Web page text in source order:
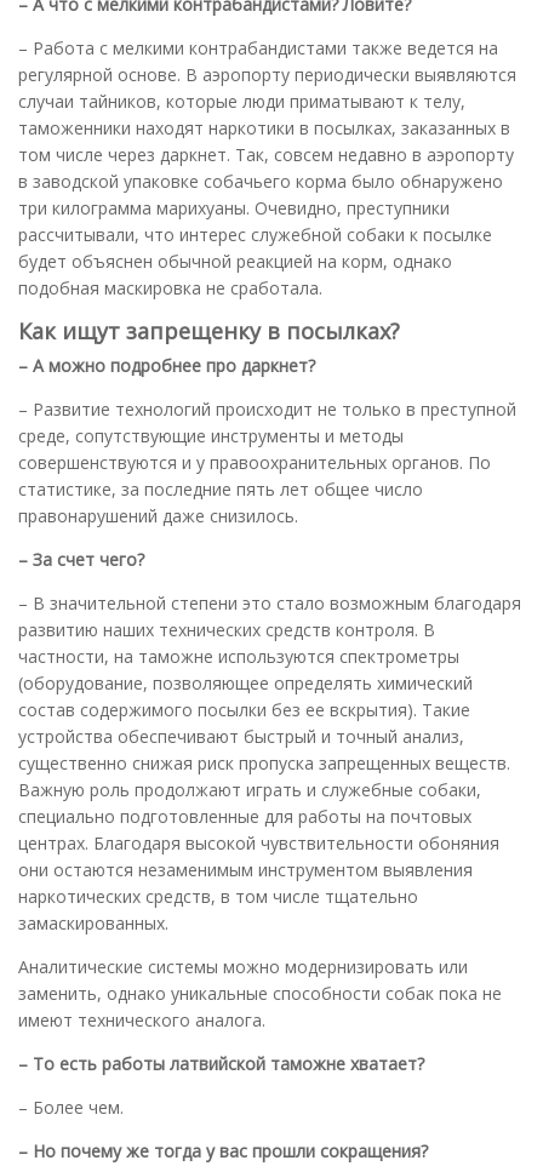
– А что с мелкими контрабандистами? Ловите?
– Работа с мелкими контрабандистами также ведется на
регулярной основе. В аэропорту периодически выявляются
случаи тайников, которые люди приматывают к телу,
таможенники находят наркотики в посылках, заказанных в
том числе через даркнет. Так, совсем недавно в аэропорту
в заводской упаковке собачьего корма было обнаружено
три килограмма марихуаны. Очевидно, преступники
рассчитывали, что интерес служебной собаки к посылке
будет объяснен обычной реакцией на корм, однако
подобная маскировка не сработала.
Как ищут запрещенку в посылках?
– А можно подробнее про даркнет?
– Развитие технологий происходит не только в преступной
среде, сопутствующие инструменты и методы
совершенствуются и у правоохранительных органов. По
статистике, за последние пять лет общее число
правонарушений даже снизилось.
– За счет чего?
– В значительной степени это стало возможным благодаря
развитию наших технических средств контроля. В
частности, на таможне используются спектрометры
(оборудование, позволяющее определять химический
состав содержимого посылки без ее вскрытия). Такие
устройства обеспечивают быстрый и точный анализ,
существенно снижая риск пропуска запрещенных веществ.
Важную роль продолжают играть и служебные собаки,
специально подготовленные для работы на почтовых
центрах. Благодаря высокой чувствительности обоняния
они остаются незаменимым инструментом выявления
наркотических средств, в том числе тщательно
замаскированных.
Аналитические системы можно модернизировать или
заменить, однако уникальные способности собак пока не
имеют технического аналога.
– То есть работы латвийской таможне хватает?
– Более чем.
– Но почему же тогда у вас прошли сокращения?